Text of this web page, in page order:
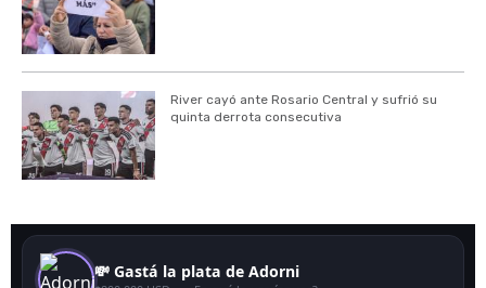
River cayó ante Rosario Central y sufrió su
quinta derrota consecutiva